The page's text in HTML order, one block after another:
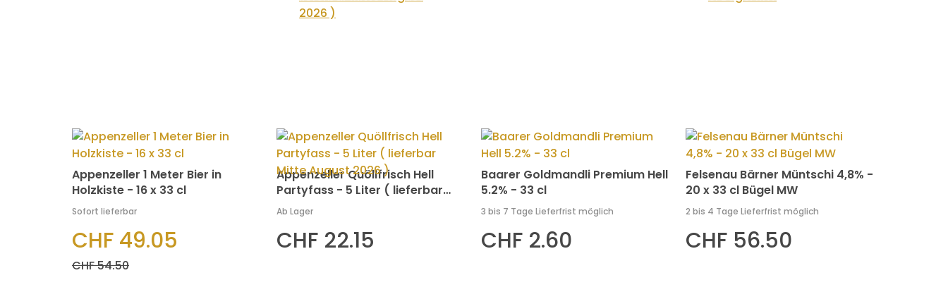
Appenzeller 1 Meter Bier in
Holzkiste - 16 x 33 cl
Sofort lieferbar
CHF 49.05
CHF 54.50
Appenzeller Quöllfrisch Hell
Partyfass - 5 Liter ( lieferbar
Mitte August 2026 )
Ab Lager
CHF 22.15
Baarer Goldmandli Premium Hell
5.2% - 33 cl
3 bis 7 Tage Lieferfrist möglich
CHF 2.60
Felsenau Bärner Müntschi 4,8% -
20 x 33 cl Bügel MW
2 bis 4 Tage Lieferfrist möglich
CHF 56.50